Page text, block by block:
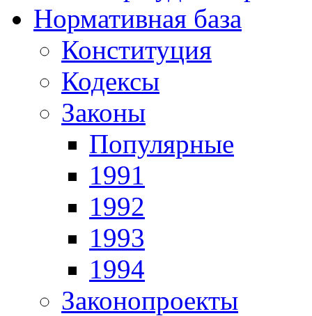
Нормативная база
Конституция
Кодексы
Законы
Популярные
1991
1992
1993
1994
Законопроекты